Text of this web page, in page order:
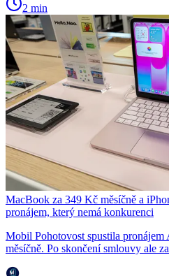
2 min
MacBook za 349 Kč měsíčně a
pronájem, který nemá konkurenci
Mobil Pohotovost spustila
měsíčně. Po skončení smlouvy ale